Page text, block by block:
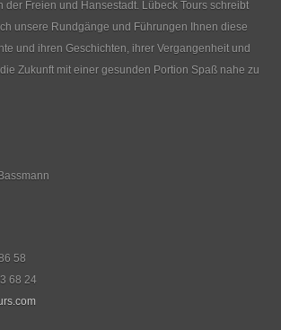
der Freien und Hansestadt. Lübeck Tours schreibt
unsere Rundgänge und Führungen Ihnen diese
und ihren Geschichten, ihrer Vergangenheit und
Zukunft mit einer gesunden Portion Spaß nahe zu
58
68 24